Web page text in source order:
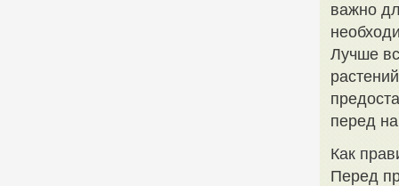
важно
Лучше
перед
Как
Перед